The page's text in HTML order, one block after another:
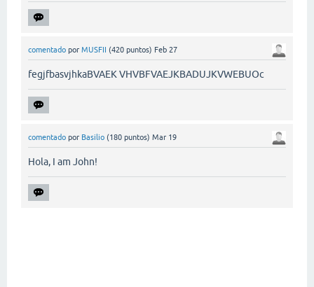
comentado por MUSFII (420 puntos) Feb 27
fegjfbasvjhkaBVAEK VHVBFVAEJKBADUJKVWEBUOc
comentado por Basilio (180 puntos) Mar 19
Hola, I am John!